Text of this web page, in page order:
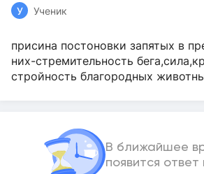
У Ученик
присина постоновки запятых в
них-стремительность
стройность благородных
В ближайшее
появится ответ